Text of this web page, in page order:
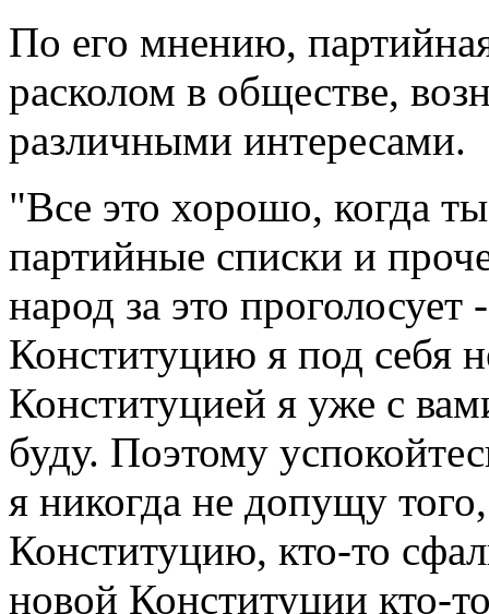
По его мнению, партийная
расколом в обществе,
различными интересами.
"Все это хорошо, когда
партийные списки и
народ за это
Конституцию я под себя
Конституцией я уже с
буду. Поэтому
я никогда не допущу
Конституцию, кто-то
новой Конституции кто-